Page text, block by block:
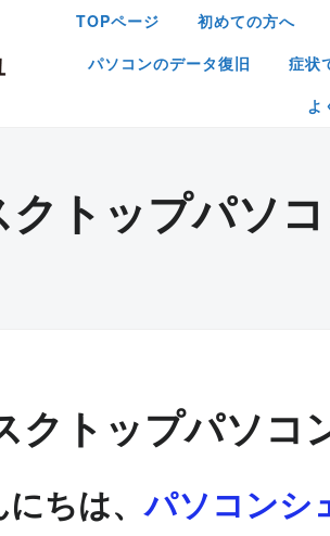
TOPページ 初めての方へ
パソコンのデータ復旧
症状
よ
クトップパソ
クトップパソコ
にちは、パソコンシ